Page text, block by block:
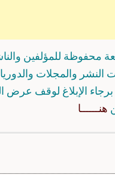
محفوظة للمؤلفين
والمجلات
الإبلاغ لوقف عرض
هنــــــا